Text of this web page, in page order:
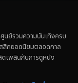
ย์รวมความบันเทิงครบ
สิกยอดนิยมตลอดกาล
เพลินกับการดูหนัง